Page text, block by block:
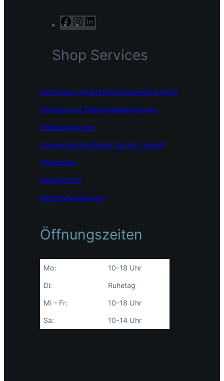
F
a
e
b
k
n
t
a
a
i
k
e
n
Shop Services
Rückgabe und Reklamationsbedingungen
Versand und Zahlungsbedingungen
Stellenangebote
Unsere Nachhaltigkeit für die Umwelt
Impressum
Datenschutz
Widerrufsbelehrung
Öffnungszeiten
Mo: 10-18 Uhr
Di: Ruhetag
Mi – Fr: 10-18 Uhr
Sa: 10-14 Uhr